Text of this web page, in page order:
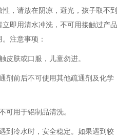
，请放在阴凉，避光，孩子取不到
即用清水冲洗，不可用接触过产品
注意事项：
肤或口服，儿童勿进。
前后不可使用其他疏通剂及化学
用于铝制品清洗。
冷水时，安全稳定。如果遇到较